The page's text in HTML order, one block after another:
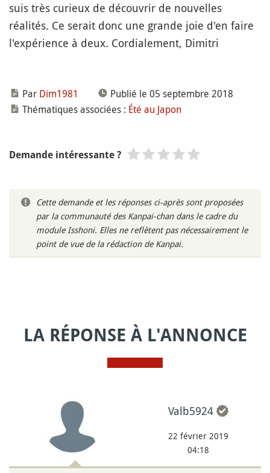
suis très curieux de découvrir de nouvelles
réalités. Ce serait donc une grande joie d'en faire
l'expérience à deux. Cordialement, Dimitri
Par Dim1981
Publié le 05 septembre 2018
Thématiques associées : Été au Japon
Demande intéressante ?
Cette demande et les réponses ci-après sont proposées
par la communauté des Kanpai-chan dans le cadre du
module Isshoni. Elles ne reflètent pas nécessairement le
point de vue de la rédaction de Kanpai.
LA RÉPONSE À L'ANNONCE
Valb5924
22 février 2019
04:18